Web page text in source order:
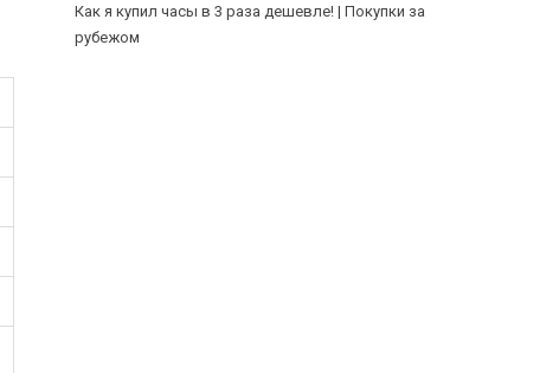
Как я купил часы в 3 раза дешевле! | Покупки за
рубежом